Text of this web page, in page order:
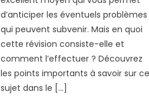
d’anticiper les éventuels problèmes
qui peuvent subvenir. Mais en quoi
cette révision consiste-elle et
comment l’effectuer ? Découvrez
les points importants à savoir sur
sujet dans le […]